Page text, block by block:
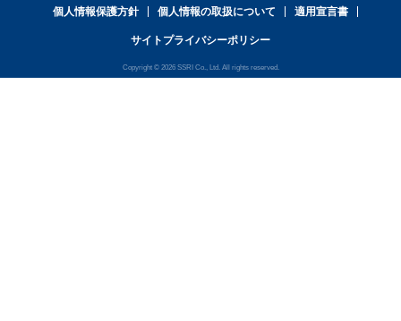
個人情報保護方針 個人情報の取扱について 適用宣言書
サイトプライバシーポリシー
Copyright © 2026 SSRI Co., Ltd. All rights reserved.